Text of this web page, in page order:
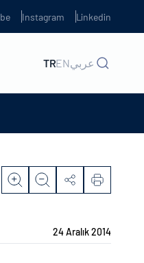
Instagram Linkedin
TRENعربي
24 Aralık 2014